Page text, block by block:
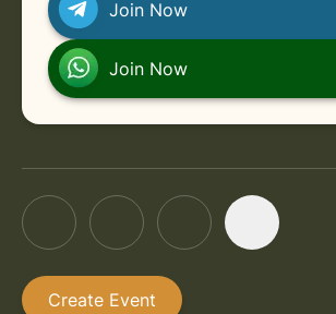
Monday, September 7, 2026 at 4:00 PM
Join Now
Join Now
Create Event